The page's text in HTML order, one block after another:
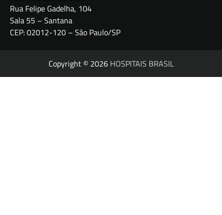
Rua Felipe Gadelha, 104
Sala 55 – Santana
CEP: 02012-120 – São Paulo/SP
Copyright © 2026 HOSPITAIS BRASIL